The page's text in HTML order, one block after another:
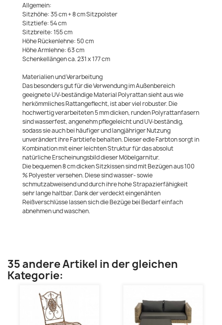
Allgemein:
Sitzhöhe: 35 cm + 8 cm Sitzpolster
Sitztiefe: 54 cm
Sitzbreite: 155 cm
Höhe Rückenlehne: 50 cm
Höhe Armlehne: 63 cm
Schenkellängen ca. 231 x 177 cm
Materialien und Verarbeitung
Das besonders gut für die Verwendung im Außenbereich
geeignete UV-beständige Material Polyrattan sieht aus wie
herkömmliches Rattangeflecht, ist aber viel robuster. Die
hochwertig verarbeiteten 5 mm dicken, runden Polyrattanfasern
sind wasserfest, angenehm pflegeleicht und UV-beständig,
sodass sie auch bei häufiger und langjähriger Nutzung
unverändert ihre Farbtiefe behalten. Dieser edle Farbton sorgt in
Kombination mit einer leichten Struktur für das absolut
natürliche Erscheinungsbild dieser Möbelgarnitur.
Die bequemen 8 cm dicken Sitzkissen sind mit Bezügen aus 100
% Polyester versehen. Diese sind wasser- sowie
schmutzabweisend und durch ihre hohe Strapazierfähigkeit
sehr lange haltbar. Dank der verdeckt eingenähten
Reißverschlüsse lassen sich die Bezüge bei Bedarf einfach
abnehmen und waschen.
35 andere Artikel in der gleichen
Kategorie: